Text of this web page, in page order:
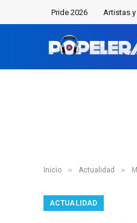
Pride 2026 Artistas
Inicio » Actualidad »
ACTUALIDAD